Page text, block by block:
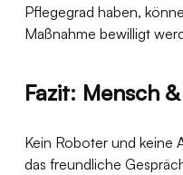
Pflegegrad haben,
Maßnahme bewilligt
Fazit: Mensch
Kein Roboter und keine
das freundliche